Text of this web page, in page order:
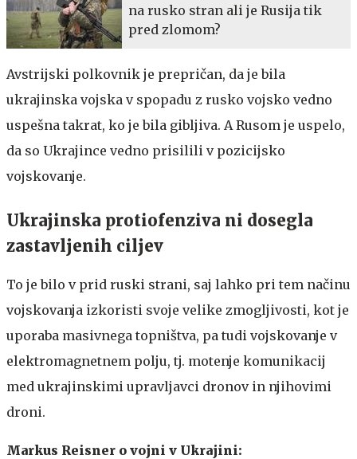
na rusko stran ali je Rusija tik
pred zlomom?
Avstrijski polkovnik je prepričan, da je bila
ukrajinska vojska v spopadu z rusko vojsko vedno
uspešna takrat, ko je bila gibljiva. A Rusom je uspelo,
da so Ukrajince vedno prisilili v pozicijsko
vojskovanje.
Ukrajinska protiofenziva ni dosegla
zastavljenih ciljev
To je bilo v prid ruski strani, saj lahko pri tem načinu
vojskovanja izkoristi svoje velike zmogljivosti, kot je
uporaba masivnega topništva, pa tudi vojskovanje v
elektromagnetnem polju, tj. motenje komunikacij
med ukrajinskimi upravljavci dronov in njihovimi
droni.
Markus Reisner o vojni v Ukrajini: